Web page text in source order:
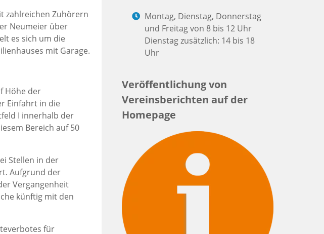
zahlreichen Zuhörern
Neumeier über
es sich um die
mit Garage.
Höhe der
Einfahrt in die
I innerhalb der
Bereich auf 50
Stellen in der
Aufgrund der
Vergangenheit
künftig mit den
für
Montag, Dienstag, Donnerstag
und Freitag von 8 bis 12 Uhr
Dienstag zusätzlich: 14 bis 18
Uhr
Veröffentlichung von
Vereinsberichten auf der
Homepage